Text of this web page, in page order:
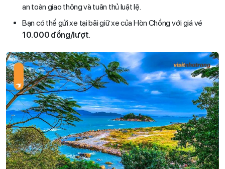
an toàn giao thông và tuân thủ luật lệ.
Bạn có thể gửi xe tại bãi giữ xe của Hòn Chồng với giá vé
10.000 đồng/lượt.